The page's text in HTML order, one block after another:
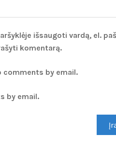
išsaugoti vardą, el.
komentarą.
by email.
by email.